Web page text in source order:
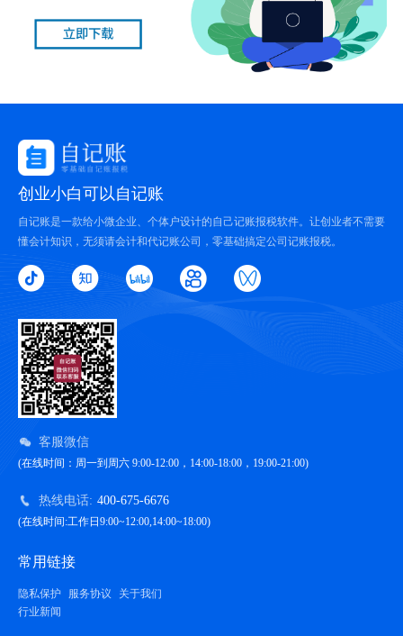
创业小白可以自记账
自记账是一款给小微企业、个体户设计的自己记账报税软件。让创业者不需要
懂会计知识，无须请会计和代记账公司，零基础搞定公司记账报税。
客服微信
(在线时间：周一到周六 9:00-12:00，14:00-18:00，19:00-21:00)
热线电话: 400-675-6676
(在线时间:工作日9:00~12:00,14:00~18:00)
常用链接
隐私保护 服务协议
关于我们
行业新闻